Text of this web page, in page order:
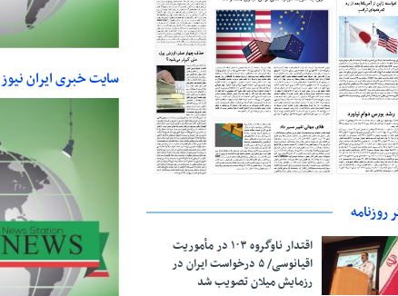
روزنامه
اقتدار ناوگروه ۱۰۳ در مأموریت‌
اقیانوسی/ ۵ درخواست ایران در
رزمایش میلان تصویب شد
سایت خبری ایران نیوز